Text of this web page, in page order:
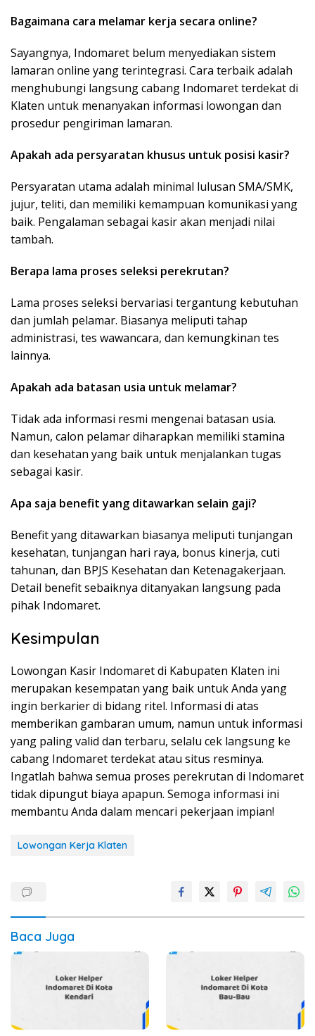
Bagaimana cara melamar kerja secara online?
Sayangnya, Indomaret belum menyediakan sistem
lamaran online yang terintegrasi. Cara terbaik adalah
menghubungi langsung cabang Indomaret terdekat di
Klaten untuk menanyakan informasi lowongan dan
prosedur pengiriman lamaran.
Apakah ada persyaratan khusus untuk posisi kasir?
Persyaratan utama adalah minimal lulusan SMA/SMK,
jujur, teliti, dan memiliki kemampuan komunikasi yang
baik. Pengalaman sebagai kasir akan menjadi nilai
tambah.
Berapa lama proses seleksi perekrutan?
Lama proses seleksi bervariasi tergantung kebutuhan
dan jumlah pelamar. Biasanya meliputi tahap
administrasi, tes wawancara, dan kemungkinan tes
lainnya.
Apakah ada batasan usia untuk melamar?
Tidak ada informasi resmi mengenai batasan usia.
Namun, calon pelamar diharapkan memiliki stamina
dan kesehatan yang baik untuk menjalankan tugas
sebagai kasir.
Apa saja benefit yang ditawarkan selain gaji?
Benefit yang ditawarkan biasanya meliputi tunjangan
kesehatan, tunjangan hari raya, bonus kinerja, cuti
tahunan, dan BPJS Kesehatan dan Ketenagakerjaan.
Detail benefit sebaiknya ditanyakan langsung pada
pihak Indomaret.
Kesimpulan
Lowongan Kasir Indomaret di Kabupaten Klaten ini
merupakan kesempatan yang baik untuk Anda yang
ingin berkarier di bidang ritel. Informasi di atas
memberikan gambaran umum, namun untuk informasi
yang paling valid dan terbaru, selalu cek langsung ke
cabang Indomaret terdekat atau situs resminya.
Ingatlah bahwa semua proses perekrutan di Indomaret
tidak dipungut biaya apapun. Semoga informasi ini
membantu Anda dalam mencari pekerjaan impian!
Lowongan Kerja Klaten
Baca Juga